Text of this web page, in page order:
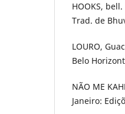
HOOKS,
Trad. de
LOURO,
Belo
NÃO ME
Janeiro: